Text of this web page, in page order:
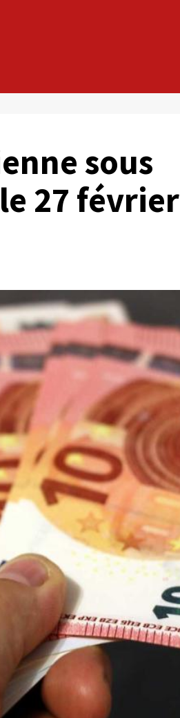
sous
27 février